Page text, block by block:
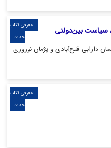
سیاست بین‌دولتی
دارابی فتح‌آبادی و پژمان نوروزی
معرفی کتاب
جدید
معرفی کتاب
جدید